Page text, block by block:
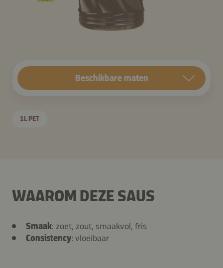
Beschikbare maten
1L PET
WAAROM DEZE SAUS
Smaak: zoet, zout, smaakvol, fris
Consistency: vloeibaar